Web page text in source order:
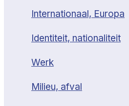
Internationaal, Europa
Identiteit, nationaliteit
Werk
Milieu, afval